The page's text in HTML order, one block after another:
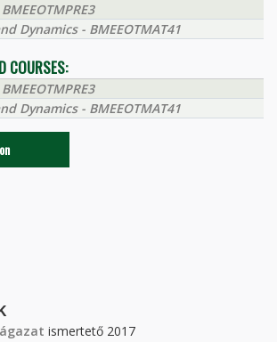
Dynamics - BMEEOTMAT41
COURSES:
Dynamics - BMEEOTMAT41
ismertető 2017